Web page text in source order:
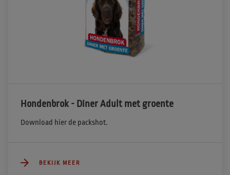
Hondenbrok - Diner Adult met groente
Download hier de packshot.
BEKIJK MEER